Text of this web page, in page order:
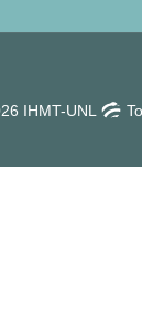
IHMT-UNL